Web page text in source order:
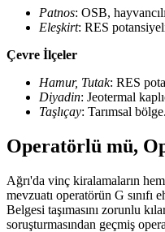
Patnos: OSB,
Eleşkirt: RES
Çevre İlçeler
Hamur, Tutak: RES
Diyadin: Jeotermal
Taşlıçay: Tarımsal bölge.
Operatörlü mü,
Ağrı'da vinç kiralamaların
mevzuatı operatörün G
Belgesi taşımasını zorunlu
soruşturmasından geçmiş